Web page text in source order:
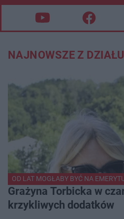
NAJNOWSZE Z
OD LAT MOGŁABY BYĆ NA
Grażyna Torbicka w
krzykliwych dodatków